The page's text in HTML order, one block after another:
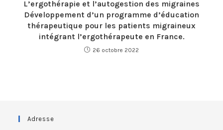
L’ergothérapie et l’autogestion des migraines
Développement d’un programme d’éducation
thérapeutique pour les patients migraineux
intégrant l’ergothérapeute en France.
26 octobre 2022
Adresse